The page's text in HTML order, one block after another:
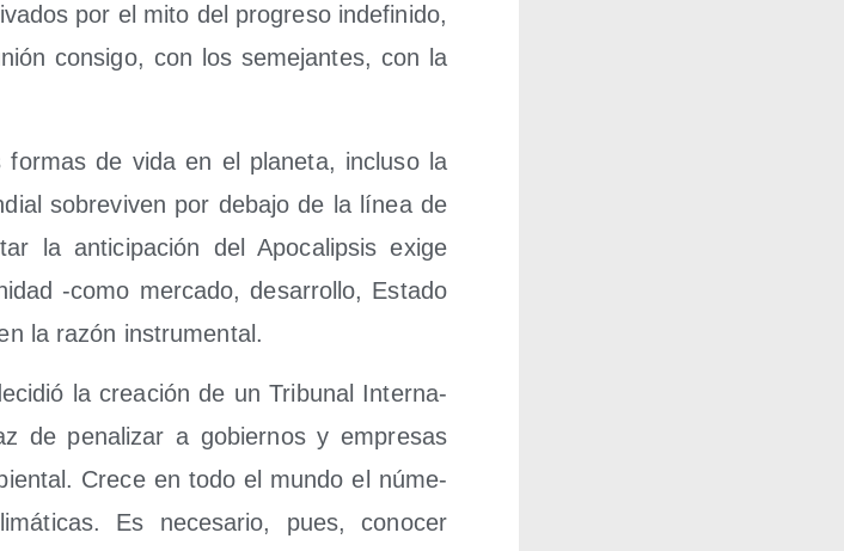
por el mito del pro­gre­so inde­fi­ni­do,
con­si­go, con los seme­jan­tes, con la
de vida en el pla­ne­ta, inclu­so la
sobre­vi­ven por deba­jo de la línea de
la anti­ci­pa­ción del Apo­ca­lip­sis exi­ge
‑como mer­ca­do, desa­rro­llo, Esta­do
la razón instrumental.
la crea­ción de un Tri­bu­nal Inter­na­
de pena­li­zar a gobier­nos y empre­sas
Cre­ce en todo el mun­do el núme­
Es nece­sa­rio, pues, cono­cer